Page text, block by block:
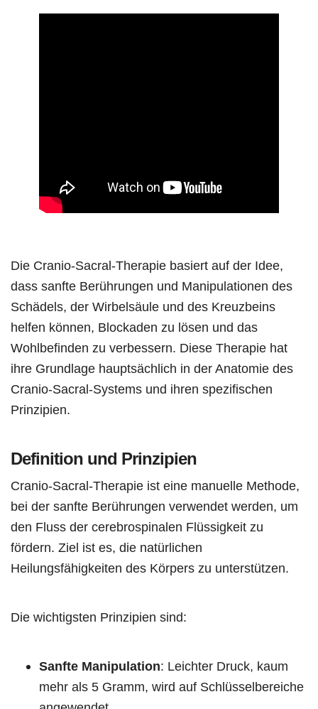
Die Cranio-Sacral-Therapie basiert auf der Idee,
dass sanfte Berührungen und Manipulationen des
Schädels, der Wirbelsäule und des Kreuzbeins
helfen können, Blockaden zu lösen und das
Wohlbefinden zu verbessern. Diese Therapie hat
ihre Grundlage hauptsächlich in der Anatomie des
Cranio-Sacral-Systems und ihren spezifischen
Prinzipien.
Definition und Prinzipien
Cranio-Sacral-Therapie ist eine manuelle Methode,
bei der sanfte Berührungen verwendet werden, um
den Fluss der cerebrospinalen Flüssigkeit zu
fördern. Ziel ist es, die natürlichen
Heilungsfähigkeiten des Körpers zu unterstützen.
Die wichtigsten Prinzipien sind:
Sanfte Manipulation: Leichter Druck, kaum
mehr als 5 Gramm, wird auf Schlüsselbereiche